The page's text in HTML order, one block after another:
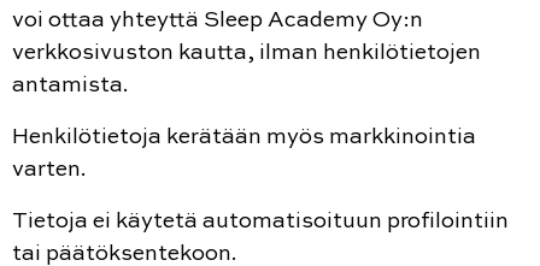
voi ottaa yhteyttä Sleep Academy Oy:n
verkkosivuston kautta, ilman henkilötietojen
antamista.
Henkilötietoja kerätään myös markkinointia
varten.
Tietoja ei käytetä automatisoituun profilointiin
tai päätöksentekoon.